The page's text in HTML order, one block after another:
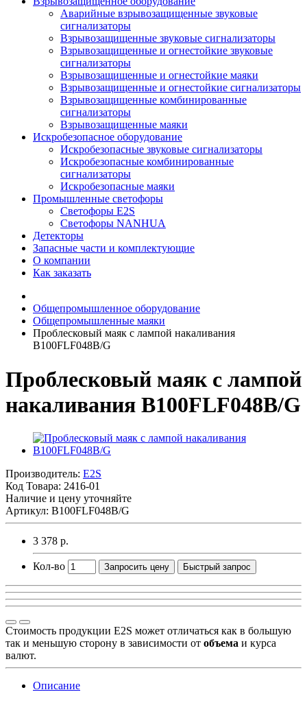
Аварийные взрывозащищенные звуковые
сигнализаторы
Взрывозащищенные звуковые сигнализаторы
Взрывозащищенные и огнестойкие звуковые
сигнализаторы
Взрывозащищенные и огнестойкие маяки
Взрывозащищенные и огнестойкие сигнализаторы
Взрывозащищенные комбинированные
сигнализаторы
Взрывозащищенные маяки
Искробезопасное оборудование
Искробезопасные звуковые сигнализаторы
Искробезопасные комбинированные
сигнализаторы
Искробезопасные маяки
Промышленные светофоры
Светофоры E2S
Светофоры NANHUA
Детекторы
Запасные части и комплектующие
О компании
Как заказать
Общепромышленное оборудование
Общепромышленные маяки
Проблесковый маяк с лампой накаливания
B100FLF048B/G
Проблесковый маяк с лампой
накаливания B100FLF048B/G
Производитель: E2S
Код Товара: 2416-01
Наличие и цену уточняйте
Артикул: B100FLF048B/G
3 378 р.
Кол-во Запросить цену Быстрый запрос
Стоимость продукции E2S может отличаться как в большую
так и меньшую сторону в зависимости от объема и курса
валют.
Описание